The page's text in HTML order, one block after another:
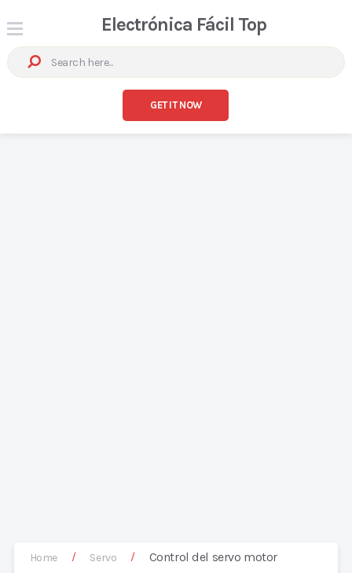
Electrónica Fácil Top
GET IT NOW
Home / Servo / Control del servo motor